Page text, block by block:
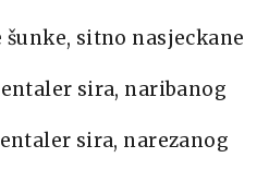
šunke, sitno nasjeckane
sira, naribanog
sira, narezanog